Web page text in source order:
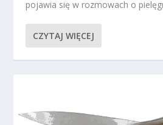
pojawia się w rozmowach o
CZYTAJ WIĘCEJ